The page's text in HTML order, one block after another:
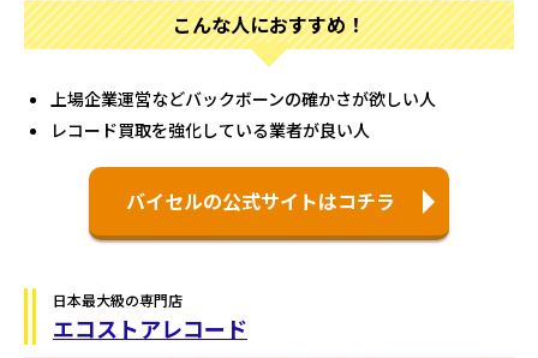
こんな人におすすめ！
上場企業運営などバックボーンの確かさが欲しい人
レコード買取を強化している業者が良い人
バイセルの公式サイトはコチラ
日本最大級の専門店
エコストアレコード